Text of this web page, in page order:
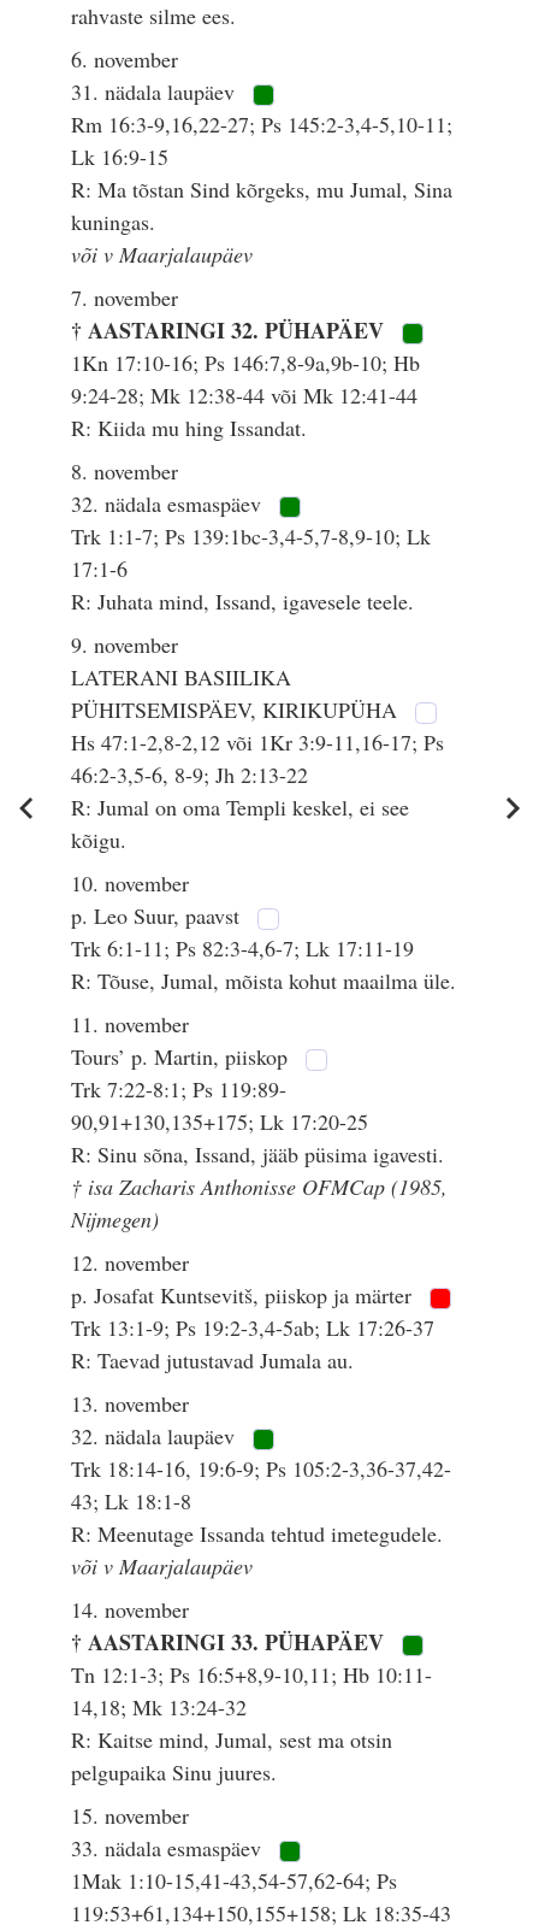
rahvaste silme ees.
6. november
31. nädala laupäev
Rm 16:3-9,16,22-27; Ps 145:2-3,4-5,10-11;
Lk 16:9-15
R: Ma tõstan Sind kõrgeks, mu Jumal, Sina
kuningas.
või v Maarjalaupäev
7. november
† AASTARINGI 32. PÜHAPÄEV
1Kn 17:10-16; Ps 146:7,8-9a,9b-10; Hb
9:24-28; Mk 12:38-44 või Mk 12:41-44
R: Kiida mu hing Issandat.
8. november
32. nädala esmaspäev
Trk 1:1-7; Ps 139:1bc-3,4-5,7-8,9-10; Lk
17:1-6
R: Juhata mind, Issand, igavesele teele.
9. november
LATERANI BASIILIKA
PÜHITSEMISPÄEV, KIRIKUPÜHA
Hs 47:1-2,8-2,12 või 1Kr 3:9-11,16-17; Ps
46:2-3,5-6, 8-9; Jh 2:13-22
R: Jumal on oma Templi keskel, ei see
kõigu.
10. november
p. Leo Suur, paavst
Trk 6:1-11; Ps 82:3-4,6-7; Lk 17:11-19
R: Tõuse, Jumal, mõista kohut maailma üle.
11. november
Tours’ p. Martin, piiskop
Trk 7:22-8:1; Ps 119:89-
90,91+130,135+175; Lk 17:20-25
R: Sinu sõna, Issand, jääb püsima igavesti.
† isa Zacharis Anthonisse OFMCap (1985,
Nijmegen)
12. november
p. Josafat Kuntsevitš, piiskop ja märter
Trk 13:1-9; Ps 19:2-3,4-5ab; Lk 17:26-37
R: Taevad jutustavad Jumala au.
13. november
32. nädala laupäev
Trk 18:14-16, 19:6-9; Ps 105:2-3,36-37,42-
43; Lk 18:1-8
R: Meenutage Issanda tehtud imetegudele.
või v Maarjalaupäev
14. november
† AASTARINGI 33. PÜHAPÄEV
Tn 12:1-3; Ps 16:5+8,9-10,11; Hb 10:11-
14,18; Mk 13:24-32
R: Kaitse mind, Jumal, sest ma otsin
pelgupaika Sinu juures.
15. november
33. nädala esmaspäev
1Mak 1:10-15,41-43,54-57,62-64; Ps
119:53+61,134+150,155+158; Lk 18:35-43